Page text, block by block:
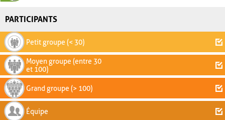
PARTICIPANTS
Petit groupe (< 30)
Moyen groupe (entre 30
et 100)
Grand groupe (> 100)
Équipe